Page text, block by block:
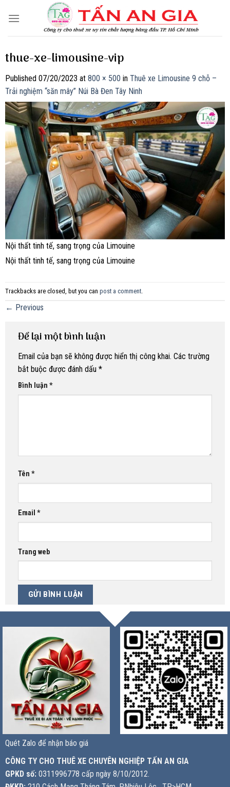
thue-xe-limousine-vip
Published 07/20/2023 at 800 × 500 in Thuê xe Limousine 9 chỗ –
Trải nghiệm “săn mây” Núi Bà Đen Tây Ninh
Nội thất tinh tế, sang trọng của Limouine
Nội thất tinh tế, sang trọng của Limouine
Trackbacks are closed, but you can post a comment
← Previous
Để lại một bình luận
Email của bạn sẽ không được hiển thị công khai. Các trường
bắt buộc được đánh dấu *
Bình luận *
Tên *
Email *
Trang web
Quét Zalo để nhận báo giá
CÔNG TY CHO THUÊ XE CHUYÊN NGHIỆP TẤN AN GIA
GPKD số: 0311996778 cấp ngày 8/10/2012.